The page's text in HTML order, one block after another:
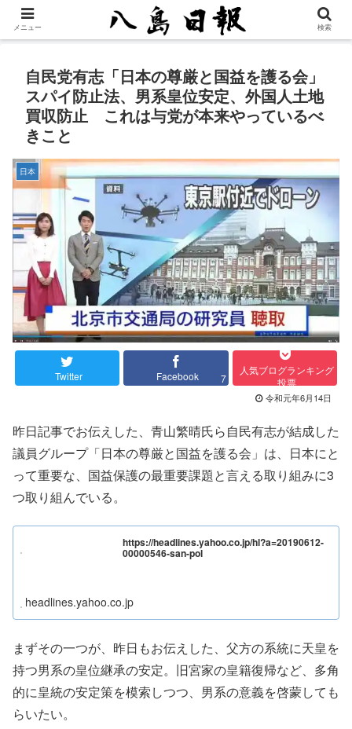
自民党有志「日本の尊厳と国益を護る会」
スパイ防止法、男系皇位安定、外国人土地
買収防止 これは与党が本来やっているべ
きこと
日本
Twitter Facebook 7
人気ブログランキング
投票
令和元年6月14日
昨日記事でお伝えした、青山繁晴氏ら自民有志が結成した
議員グループ「日本の尊厳と国益を護る会」は、日本にと
って重要な、国益保護の最重要課題と言える取り組みに3
つ取り組んでいる。
https://headlines.yahoo.co.jp/hl?a=20190612-
00000546-san-pol
headlines.yahoo.co.jp
まずその一つが、昨日もお伝えした、父方の系統に天皇を
持つ男系の皇位継承の安定。旧宮家の皇籍復帰など、多角
的に皇統の安定策を模索しつつ、男系の意義を啓蒙しても
らいたい。
メニュー 検索